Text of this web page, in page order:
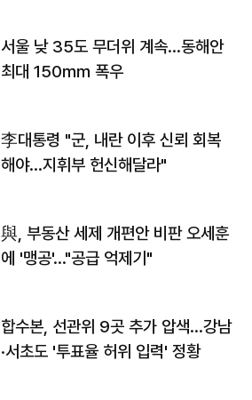
서울 낮 35도 무더위 계속…동해안
최대 150㎜ 폭우
李대통령 "군, 내란 이후 신뢰 회복
해야…지휘부 헌신해달라"
與, 부동산 세제 개편안 비판 오세훈
에 '맹공'…"공급 억제기"
합수본, 선관위 9곳 추가 압색…강남
·서초도 '투표율 허위 입력' 정황